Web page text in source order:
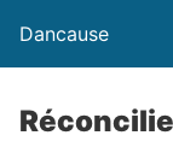
Dancause